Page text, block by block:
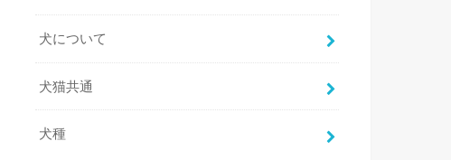
犬について
犬猫共通
犬種